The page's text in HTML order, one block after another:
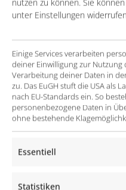
nutzen zu können. Sie
unter Einstellungen
Einige Services verarbeiten
deiner Einwilligung zur Nutzung
Verarbeitung deiner Daten in
zu. Das EuGH stuft die USA als
nach EU-Standards ein. So
personenbezogene Daten in
ohne bestehende
Essentiell
Statistiken
Die Lösung
Einführung des ATS
von Salesforce
Entwicklung und
Der Erfolg